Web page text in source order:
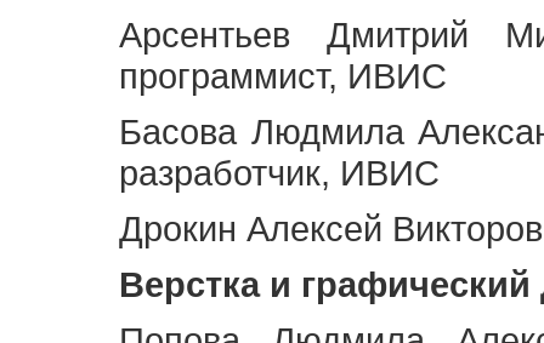
Арсентьев Дмитрий
программист, ИВИС
Басова Людмила
разработчик, ИВИС
Дрокин Алексей
Верстка и графический